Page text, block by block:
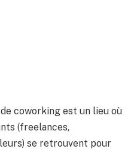
coworking est un lieu où
(freelances,
se retrouvent pour